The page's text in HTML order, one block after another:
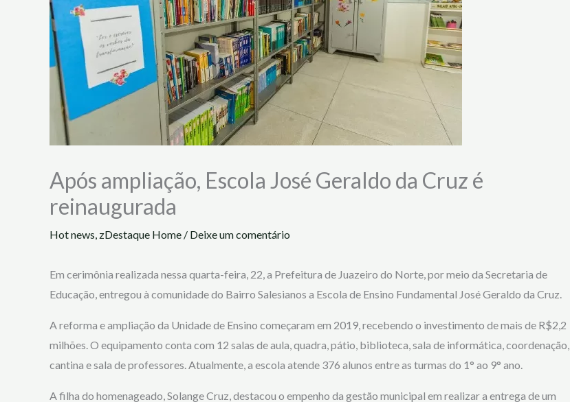
Após ampliação, Escola José Geraldo da Cruz é
reinaugurada
Hot news, zDestaque Home / Deixe um comentário
Em cerimônia realizada nessa quarta-feira, 22, a Prefeitura de Juazeiro do Norte, por meio da Secretaria de
Educação, entregou à comunidade do Bairro Salesianos a Escola de Ensino Fundamental José Geraldo da Cruz.
A reforma e ampliação da Unidade de Ensino começaram em 2019, recebendo o investimento de mais de R$2,2
milhões. O equipamento conta com 12 salas de aula, quadra, pátio, biblioteca, sala de informática, coordenação,
cantina e sala de professores. Atualmente, a escola atende 376 alunos entre as turmas do 1° ao 9° ano.
A filha do homenageado, Solange Cruz, destacou o empenho da gestão municipal em realizar a entrega de um